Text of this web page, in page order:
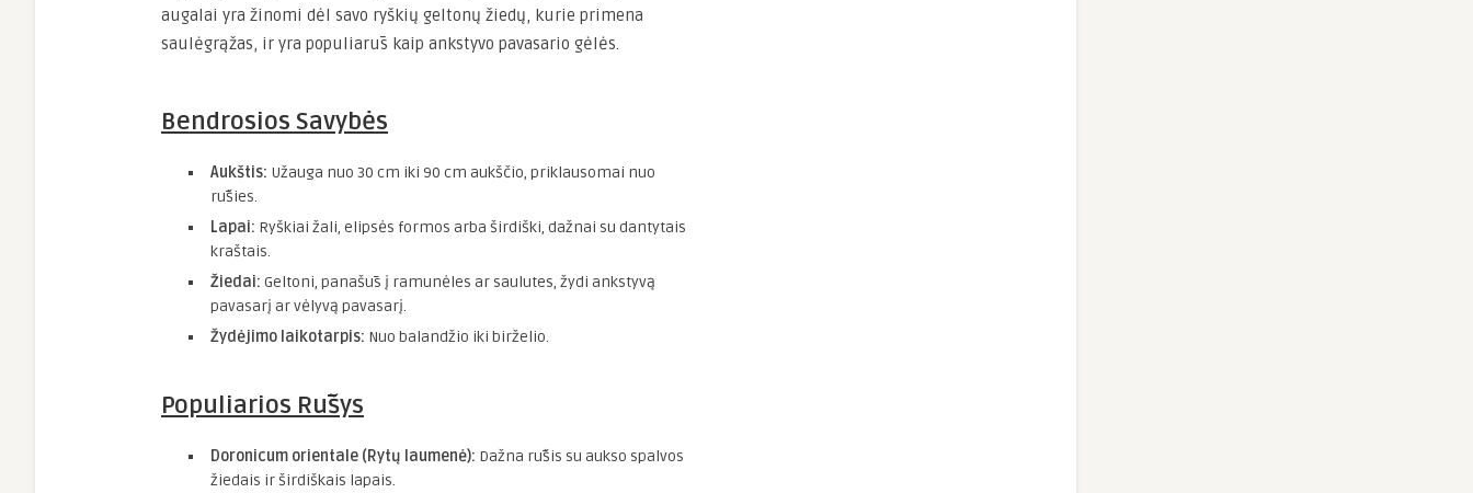
augalai yra žinomi dėl savo ryškių geltonų žiedų, kurie primena
saulėgrąžas, ir yra populiarūs kaip ankstyvo pavasario gėlės.
Bendrosios Savybės
Aukštis: Užauga nuo 30 cm iki 90 cm aukščio, priklausomai nuo
rūšies.
Lapai: Ryškiai žali, elipsės formos arba širdiški, dažnai su dantytais
kraštais.
Žiedai: Geltoni, panašūs į ramunėles ar saulutes, žydi ankstyvą
pavasarį ar vėlyvą pavasarį.
Žydėjimo laikotarpis: Nuo balandžio iki birželio.
Populiarios Rūšys
Doronicum orientale (Rytų laumenė): Dažna rūšis su aukso spalvos
žiedais ir širdiškais lapais.